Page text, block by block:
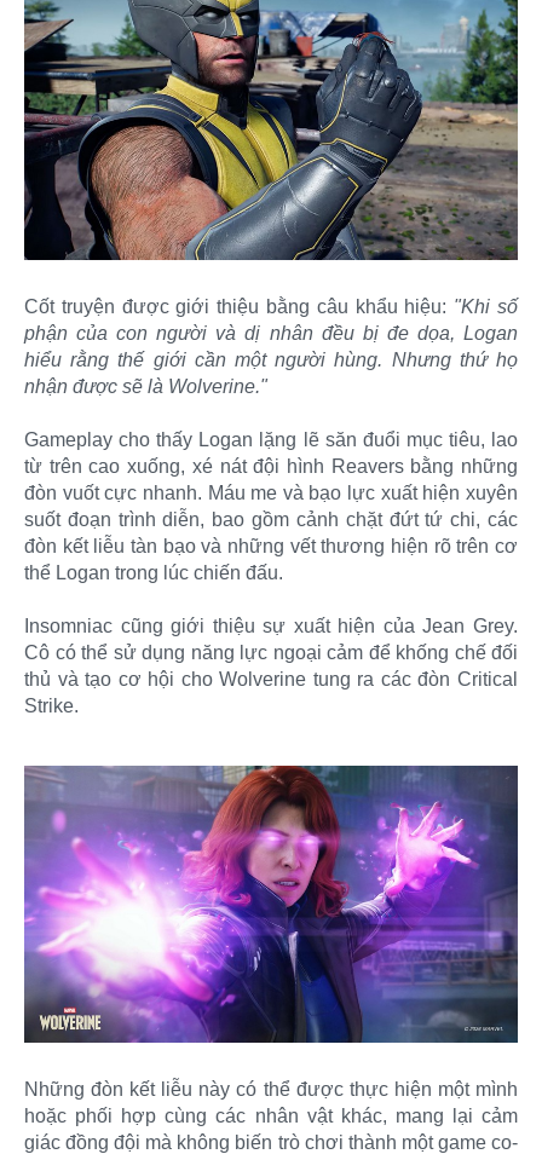
Cốt truyện được giới thiệu bằng câu khẩu hiệu: "Khi số
phận của con người và dị nhân đều bị đe dọa, Logan
hiểu rằng thế giới cần một người hùng. Nhưng thứ họ
nhận được sẽ là Wolverine."
Gameplay cho thấy Logan lặng lẽ săn đuổi mục tiêu, lao
từ trên cao xuống, xé nát đội hình Reavers bằng những
đòn vuốt cực nhanh. Máu me và bạo lực xuất hiện xuyên
suốt đoạn trình diễn, bao gồm cảnh chặt đứt tứ chi, các
đòn kết liễu tàn bạo và những vết thương hiện rõ trên cơ
thể Logan trong lúc chiến đấu.
Insomniac cũng giới thiệu sự xuất hiện của Jean Grey.
Cô có thể sử dụng năng lực ngoại cảm để khống chế đối
thủ và tạo cơ hội cho Wolverine tung ra các đòn Critical
Strike.
Những đòn kết liễu này có thể được thực hiện một mình
hoặc phối hợp cùng các nhân vật khác, mang lại cảm
giác đồng đội mà không biến trò chơi thành một game co-